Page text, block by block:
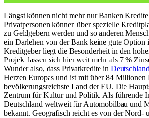
Längst können nicht mehr nur Banken Kredite
Privatpersonen können über spezielle
zu Geldgebern werden und so anderen
ein Darlehen von der Bank keine gute Option
Kreditgeber liegt die Besonderheit in den
Projekt lassen sich hier weit mehr als 7 %
Wunder also, dass Privatkredite in Deutschland
Herzen Europas und ist mit über 84 Millionen
bevölkerungsreichste Land der EU. Die
Zentrum für Kultur und Politik. Als führende
Deutschland weltweit für Automobilbau und
bekannt. Geografisch reicht es von der Nord-